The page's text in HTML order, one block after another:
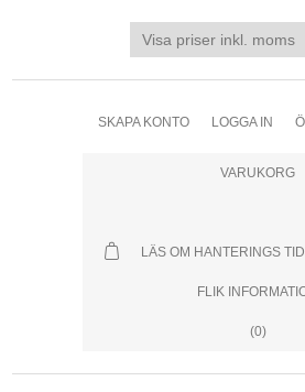
SKAPA KONTO LOGGA IN
VARUKORG
LÄS OM HANTERINGS
FLIK
(0)